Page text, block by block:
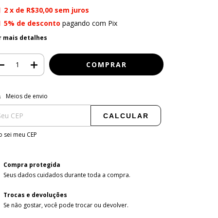
2 x de R$30,00 sem juros
5% de desconto pagando com Pix
mais detalhes
para o CEP:
Meios de envio
CALCULAR
sei meu CEP
Compra protegida
Seus dados cuidados durante toda a compra.
Trocas e devoluções
Se não gostar, você pode trocar ou devolver.